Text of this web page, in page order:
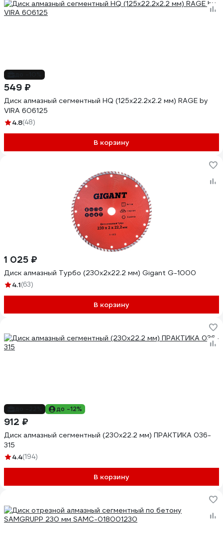
549 ₽
Диск алмазный сегментный HQ (125х22.2х2.2 мм) RAGE by
VIRA 606125
4.8(48)
В корзину
1 025 ₽
Диск алмазный Турбо (230x2x22.2 мм) Gigant G-1000
4.1(63)
В корзину
до -12%
912 ₽
Диск алмазный сегментный (230х22.2 мм) ПРАКТИКА 036-
315
4.4(194)
В корзину